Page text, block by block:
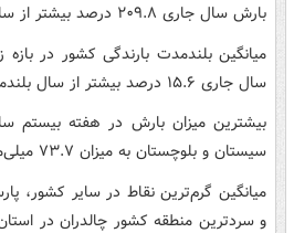
بارش سال جاری ۲۰۹.۸ درصد بیشتر از سال گذشته است.
سال جاری ۱۵.۶ درصد بیشتر از سال بلندمدت است.
سیستان و بلوچستان به میزان ۷۳.۷ میلی‌متر بوده است.